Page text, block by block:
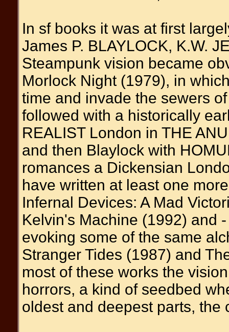
In sf books it was at first
James P. BLAYLOCK, K.W.
Steampunk vision became
Morlock Night (1979), in
time and invade the sewers
followed with a historically
REALIST London in THE
and then Blaylock with
romances a Dickensian
have written at least one
Infernal Devices: A Mad
Kelvin's Machine (1992) and
evoking some of the same
Stranger Tides (1987) and
most of these works the
horrors, a kind of seedbed
oldest and deepest parts, the